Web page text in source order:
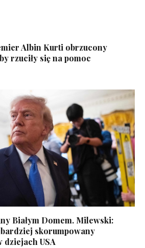
Albin Kurti obrzucony
rzuciły się na pomoc
Białym Domem. Milewski:
skorumpowany
dziejach USA